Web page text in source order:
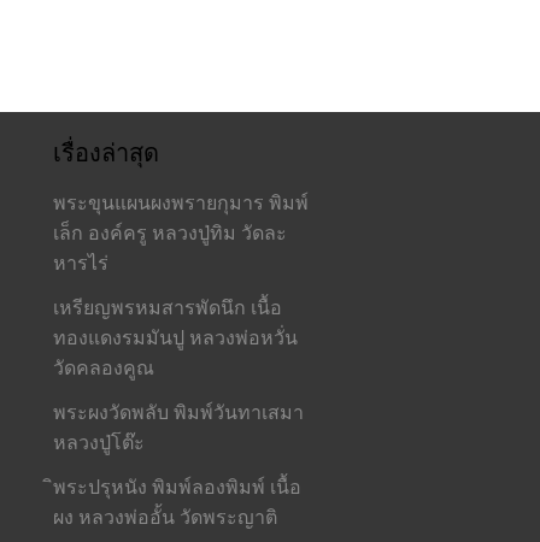
เรื่องล่าสุด
พระขุนแผนผงพรายกุมาร พิมพ์
เล็ก องค์ครู หลวงปู่ทิม วัดละ
หารไร่
เหรียญพรหมสารพัดนึก เนื้อ
ทองแดงรมมันปู หลวงพ่อหวั่น
วัดคลองคูณ
พระผงวัดพลับ พิมพ์วันทาเสมา
หลวงปู่โต๊ะ
ิพระปรุหนัง พิมพ์ลองพิมพ์ เนื้อ
ผง หลวงพ่ออั้น วัดพระญาติ